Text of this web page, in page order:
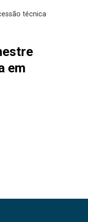
técnica
em